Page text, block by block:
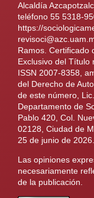
Alcaldía
teléfono 55 5318-
https://
Ramos. Certificado
Exclusivo del Título
ISSN 2007-8358,
del Derecho de
de este número,
Departamento de
Pablo 420, Col.
02128, Ciudad de
25 de junio de
Las opiniones
necesariamente
de la publicación.